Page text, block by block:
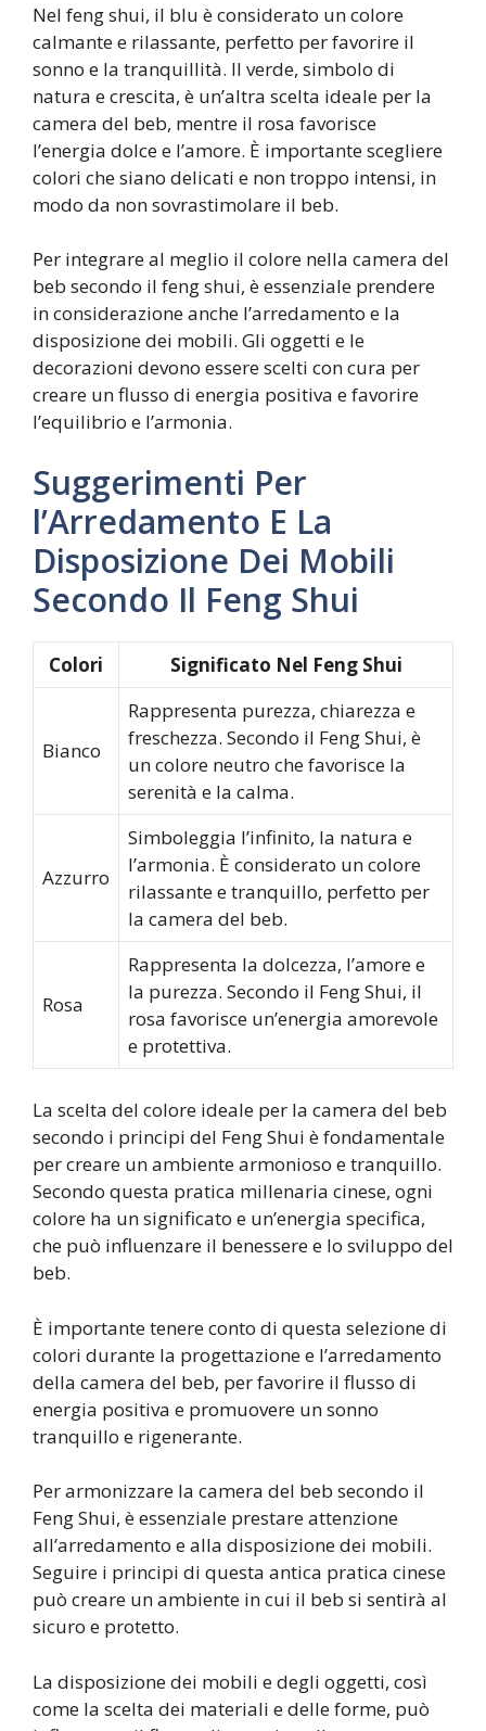
Nel feng shui, il blu è considerato un colore
calmante e rilassante, perfetto per favorire il
sonno e la tranquillità. Il verde, simbolo di
natura e crescita, è un’altra scelta ideale per la
camera del beb, mentre il rosa favorisce
l’energia dolce e l’amore. È importante scegliere
colori che siano delicati e non troppo intensi, in
modo da non sovrastimolare il beb.
Per integrare al meglio il colore nella camera del
beb secondo il feng shui, è essenziale prendere
in considerazione anche l’arredamento e la
disposizione dei mobili. Gli oggetti e le
decorazioni devono essere scelti con cura per
creare un flusso di energia positiva e favorire
l’equilibrio e l’armonia.
Suggerimenti Per
l’Arredamento E La
Disposizione Dei Mobili
Secondo Il Feng Shui
Colori Significato Nel Feng Shui
Bianco
Rappresenta purezza, chiarezza e
freschezza. Secondo il Feng Shui, è
un colore neutro che favorisce la
serenità e la calma.
Azzurro
Simboleggia l’infinito, la natura e
l’armonia. È considerato un colore
rilassante e tranquillo, perfetto per
la camera del beb.
Rosa
Rappresenta la dolcezza, l’amore e
la purezza. Secondo il Feng Shui, il
rosa favorisce un’energia amorevole
e protettiva.
La scelta del colore ideale per la camera del beb
secondo i principi del Feng Shui è fondamentale
per creare un ambiente armonioso e tranquillo.
Secondo questa pratica millenaria cinese, ogni
colore ha un significato e un’energia specifica,
che può influenzare il benessere e lo sviluppo del
beb.
È importante tenere conto di questa selezione di
colori durante la progettazione e l’arredamento
della camera del beb, per favorire il flusso di
energia positiva e promuovere un sonno
tranquillo e rigenerante.
Per armonizzare la camera del beb secondo il
Feng Shui, è essenziale prestare attenzione
all’arredamento e alla disposizione dei mobili.
Seguire i principi di questa antica pratica cinese
può creare un ambiente in cui il beb si sentirà al
sicuro e protetto.
La disposizione dei mobili e degli oggetti, così
come la scelta dei materiali e delle forme, può